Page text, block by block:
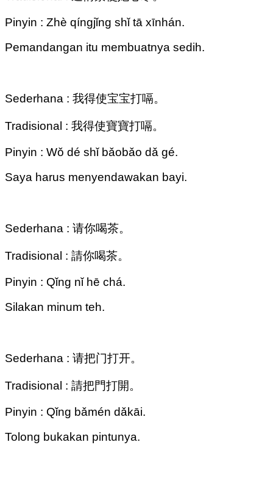
Pinyin : Zhè qíngjǐng shǐ tā xīnhán.
Pemandangan itu membuatnya sedih.
Sederhana : 我得使宝宝打嗝。
Tradisional : 我得使寶寶打嗝。
Pinyin : Wǒ dé shǐ bǎobǎo dǎ gé.
Saya harus menyendawakan bayi.
Sederhana : 请你喝茶。
Tradisional : 請你喝茶。
Pinyin : Qǐng nǐ hē chá.
Silakan minum teh.
Sederhana : 请把门打开。
Tradisional : 請把門打開。
Pinyin : Qǐng bǎmén dǎkāi.
Tolong bukakan pintunya.